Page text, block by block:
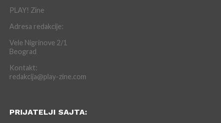
PLAY! Zine
Adresa redakcije:
Vele Nigrinove 2/1
Beograd
Kontakt:
redakcija@play-zine.com
PRIJATELJI SAJTA: